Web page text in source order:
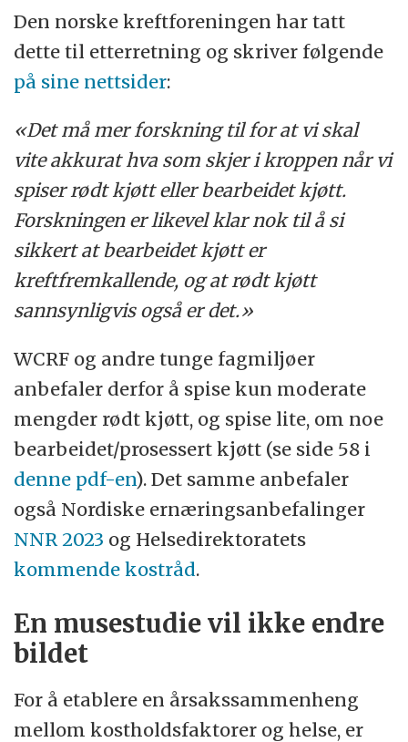
Den norske kreftforeningen har tatt
dette til etterretning og skriver følgende
på sine nettsider:
«Det må mer forskning til for at vi skal
vite akkurat hva som skjer i kroppen når vi
spiser rødt kjøtt eller bearbeidet kjøtt.
Forskningen er likevel klar nok til å si
sikkert at bearbeidet kjøtt er
kreftfremkallende, og at rødt kjøtt
sannsynligvis også er det.»
WCRF og andre tunge fagmiljøer
anbefaler derfor å spise kun moderate
mengder rødt kjøtt, og spise lite, om noe
bearbeidet/prosessert kjøtt (se side 58 i
denne pdf-en). Det samme anbefaler
også Nordiske ernæringsanbefalinger
NNR 2023 og Helsedirektoratets
kommende kostråd.
En musestudie vil ikke endre
bildet
For å etablere en årsakssammenheng
mellom kostholdsfaktorer og helse, er